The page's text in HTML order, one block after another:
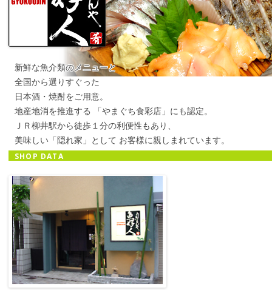
新鮮な魚介類のメニューと
全国から選りすぐった
日本酒・焼酎をご用意。
地産地消を推進する 「やまぐち食彩店」にも認定。
ＪＲ柳井駅から徒歩１分の利便性もあり、
美味しい「隠れ家」として お客様に親しまれています。
SHOP DATA